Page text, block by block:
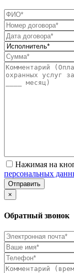
Нажимая на
персональных
Отправить
×
Обратный звонок